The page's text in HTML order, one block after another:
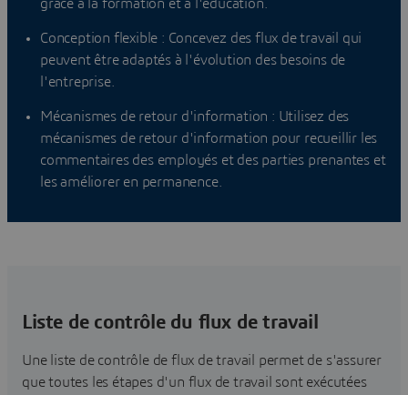
grâce à la formation et à l'éducation.
Conception flexible : Concevez des flux de travail qui
peuvent être adaptés à l'évolution des besoins de
l'entreprise.
Mécanismes de retour d'information : Utilisez des
mécanismes de retour d'information pour recueillir les
commentaires des employés et des parties prenantes et
les améliorer en permanence.
Liste de contrôle du flux de travail
Une liste de contrôle de flux de travail permet de s'assurer
que toutes les étapes d'un flux de travail sont exécutées